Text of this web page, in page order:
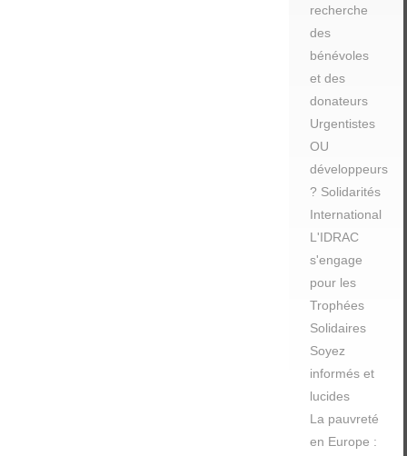
recherche
des
bénévoles
et des
donateurs
Urgentistes
OU
développeurs
? Solidarités
International
L'IDRAC
s'engage
pour les
Trophées
Solidaires
Soyez
informés et
lucides
La pauvreté
en Europe :